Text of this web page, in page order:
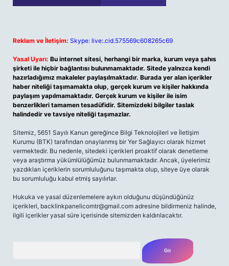
Reklam ve İletişim: Skype: live:.cid.575569c608265c69
Yasal Uyarı: Bu internet sitesi, herhangi bir marka, kurum veya şahıs
şirketi ile hiçbir bağlantısı bulunmamaktadır. Sitede yalnızca kendi
hazırladığımız makaleler paylaşılmaktadır. Burada yer alan içerikler
haber niteliği taşımamakta olup, gerçek kurum ve kişiler hakkında
paylaşım yapılmamaktadır. Gerçek kurum ve kişiler ile isim
benzerlikleri tamamen tesadüfidir. Sitemizdeki bilgiler taslak
halindedir ve tavsiye niteliği taşımazlar.
Sitemiz, 5651 Sayılı Kanun gereğince Bilgi Teknolojileri ve İletişim
Kurumu (BTK) tarafından onaylanmış bir Yer Sağlayıcı olarak hizmet
vermektedir. Bu nedenle, sitedeki içerikleri proaktif olarak denetleme
veya araştırma yükümlülüğümüz bulunmamaktadır. Ancak, üyelerimiz
yazdıkları içeriklerin sorumluluğunu taşımakta olup, siteye üye olarak
bu sorumluluğu kabul etmiş sayılırlar.
Hukuka ve yasal düzenlemelere aykırı olduğunu düşündüğünüz
içerikleri, backlinkpanelicomtr@gmail.com adresine bildirmeniz halinde,
ilgili içerikler yasal süre içerisinde sitemizden kaldırılacaktır.